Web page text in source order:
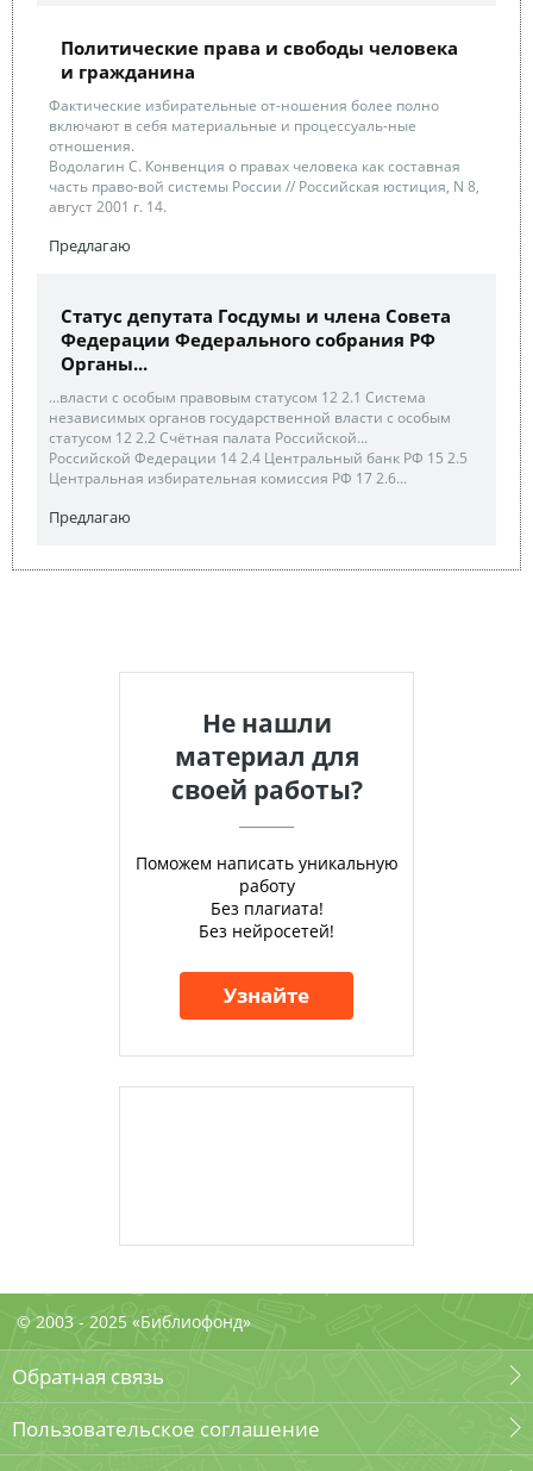
Политические права и свободы человека
и гражданина
Фактические избирательные от-ношения более полно
включают в себя материальные и процессуаль-ные
отношения.
Водолагин С. Конвенция о правах человека как составная
часть право-вой системы России // Российская юстиция, N 8,
август 2001 г. 14.
Предлагаю
Статус депутата Госдумы и члена Совета
Федерации Федерального собрания РФ
Органы...
...власти с особым правовым статусом 12 2.1 Система
независимых органов государственной власти с особым
статусом 12 2.2 Счётная палата Российской...
Российской Федерации 14 2.4 Центральный банк РФ 15 2.5
Центральная избирательная комиссия РФ 17 2.6...
Предлагаю
Не нашли
материал для
своей работы?
Поможем написать уникальную
работу
Без плагиата!
Без нейросетей!
Узнайте
© 2003 - 2025 «Библиофонд»
Обратная связь
Пользовательское соглашение